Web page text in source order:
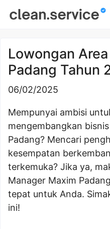
Lowongan
Padang Tahun
06/02/2025
Mempunyai ambisi
mengembangkan
Padang? Mencari
kesempatan
terkemuka? Jika ya,
Manager Maxim
tepat untuk Anda.
ini!